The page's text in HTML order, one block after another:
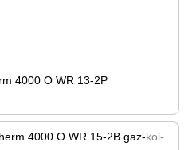
4000 O WR 13-2P